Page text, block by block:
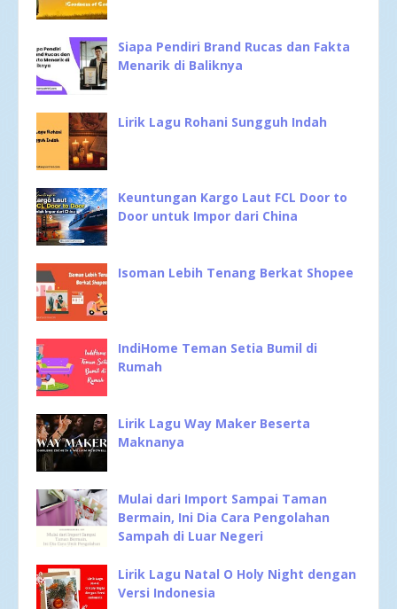
Siapa Pendiri Brand Rucas dan Fakta
Menarik di Baliknya
Lirik Lagu Rohani Sungguh Indah
Keuntungan Kargo Laut FCL Door to
Door untuk Impor dari China
Isoman Lebih Tenang Berkat Shopee
IndiHome Teman Setia Bumil di
Rumah
Lirik Lagu Way Maker Beserta
Maknanya
Mulai dari Import Sampai Taman
Bermain, Ini Dia Cara Pengolahan
Sampah di Luar Negeri
Lirik Lagu Natal O Holy Night dengan
Versi Indonesia